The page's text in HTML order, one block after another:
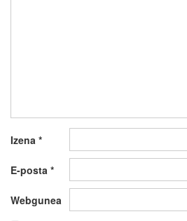
Izena *
E-posta *
Webgunea